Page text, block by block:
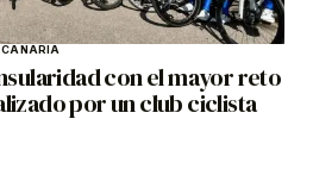
CANARIA
con el mayor reto
por un club ciclista